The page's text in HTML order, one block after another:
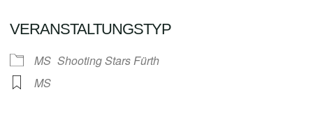
VERANSTALTUNGSTYP
MS Shooting Stars Fürth
MS